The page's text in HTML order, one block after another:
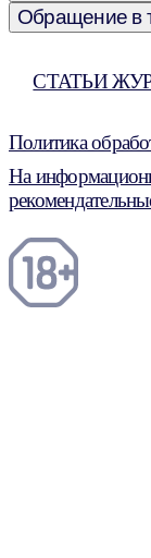
Обращение в
СТАТЬИ
Политика
На